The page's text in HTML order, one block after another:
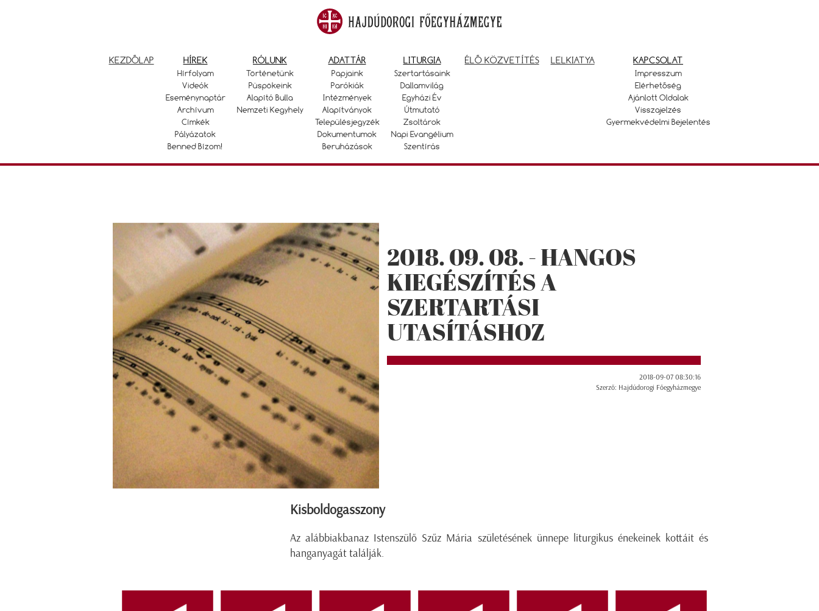
KEZDŐLAP HÍREK
Hírfolyam
Videók
Eseménynaptár
Archívum
Címkék
Pályázatok
Benned Bízom!
RÓLUNK
Történetünk
Püspökeink
Alapító Bulla
Nemzeti Kegyhely
ADATTÁR
Papjaink
Parókiák
Intézmények
Alapítványok
Településjegyzék
Dokumentumok
Beruházások
LITURGIA
Szertartásaink
Dallamvilág
Egyházi Év
Útmutató
Zsoltárok
Napi Evangélium
Szentírás
ÉLŐ KÖZVETÍTÉS LELKIATYA KAPCSOLAT
Impresszum
Elérhetőség
Ajánlott Oldalak
Visszajelzés
Gyermekvédelmi Bejelentés
2018. 09. 08. - HANGOS
KIEGÉSZÍTÉS A
SZERTARTÁSI
UTASÍTÁSHOZ
2018-09-07 08:30:16
Szerző: Hajdúdorogi Főegyházmegye
Kisboldogasszony
Az alábbiakbanaz Istenszülő Szűz Mária születésének ünnepe liturgikus énekeinek kottáit és
hanganyagát találják.